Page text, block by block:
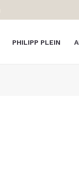
PHILIPP PLEIN